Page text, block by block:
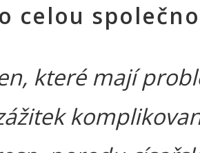
celou
které mají